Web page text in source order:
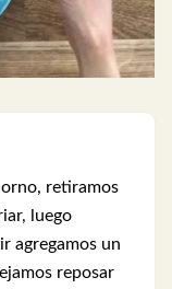
retiramos
luego
agregamos un
reposar